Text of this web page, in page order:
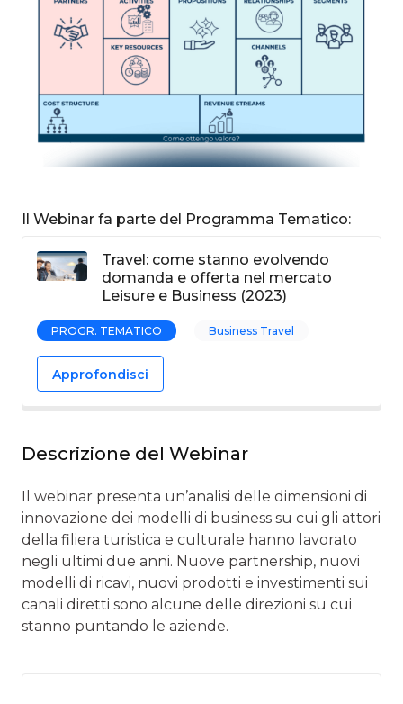
Il Webinar fa parte del Programma Tematico:
Travel: come stanno evolvendo
domanda e offerta nel mercato
Leisure e Business (2023)
PROGR. TEMATICO Business Travel
Approfondisci
Descrizione del Webinar
Il webinar presenta un’analisi delle dimensioni di
innovazione dei modelli di business su cui gli attori
della filiera turistica e culturale hanno lavorato
negli ultimi due anni. Nuove partnership, nuovi
modelli di ricavi, nuovi prodotti e investimenti sui
canali diretti sono alcune delle direzioni su cui
stanno puntando le aziende.